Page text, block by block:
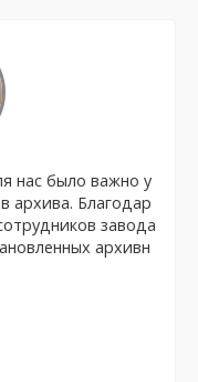
нас было важно у
архива. Благодар
завода
архивн